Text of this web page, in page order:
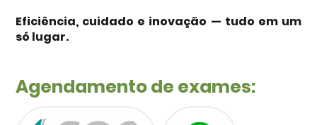
Eficiência, cuidado e inovação — tudo em um
só lugar.
Agendamento de exames: